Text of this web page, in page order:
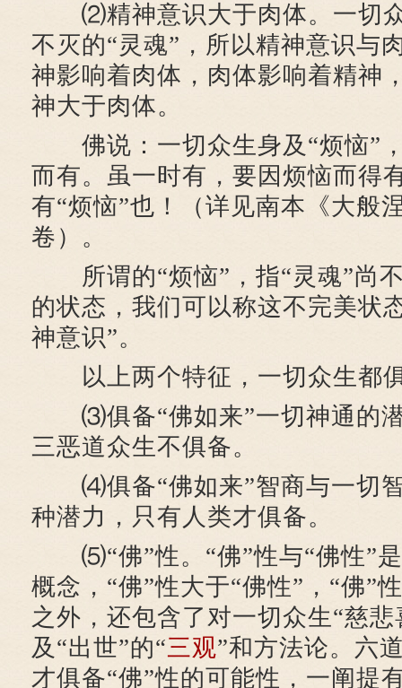
⑵精神意识大于肉体。一切众
不灭的“灵魂”，所以精神意识与
神影响着肉体，肉体影响着精神
神大于肉体。
佛说：一切众生身及“烦恼”
而有。虽一时有，要因烦恼而得
有“烦恼”也！（详见南本《大般
卷）。
所谓的“烦恼”，指“灵魂”尚
的状态，我们可以称这不完美状
神意识”。
以上两个特征，一切众生都
⑶俱备“佛如来”一切神通的潜
三恶道众生不俱备。
⑷俱备“佛如来”智商与一切智
种潜力，只有人类才俱备。
⑸“佛”性。“佛”性与“佛性”是
概念，“佛”性大于“佛性”，“佛”
之外，还包含了对一切众生“慈
及“出世”的“三观”和方法论。六
才俱备“佛”性的可能性，一阐提